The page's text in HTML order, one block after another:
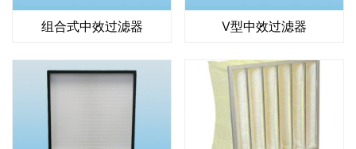
组合式中效过滤器 V型中效过滤器